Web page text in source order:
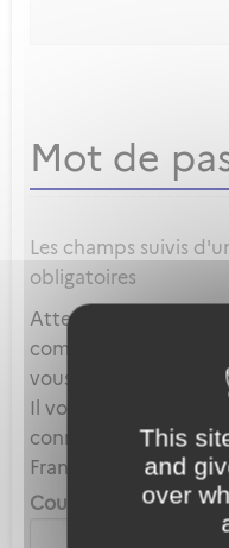
This
and
over
Mot de
Les champs suivis
obligatoires
Attention, ce mot de
compte local et en
vous utilisez au
Il vous servira
connecterez avec
FranceConnect.
Courriel *